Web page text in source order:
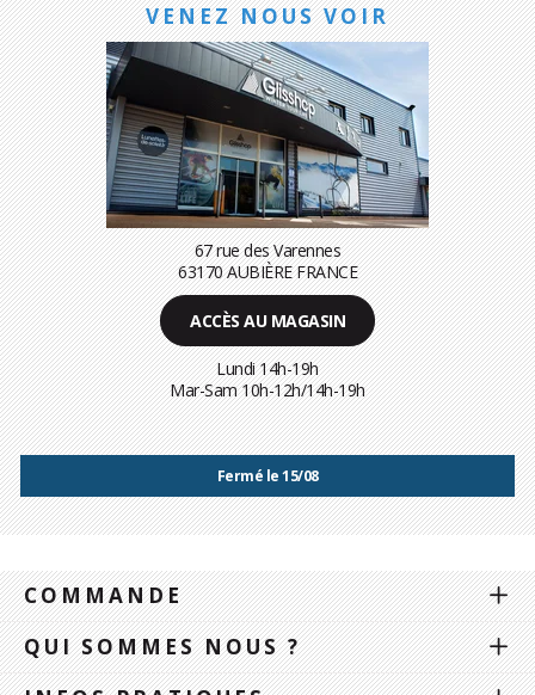
VENEZ NOUS VOIR
67 rue des Varennes
63170 AUBIÈRE FRANCE
ACCÈS AU MAGASIN
Lundi 14h-19h
Mar-Sam 10h-12h/14h-19h
Fermé le 15/08
COMMANDE
QUI SOMMES NOUS ?